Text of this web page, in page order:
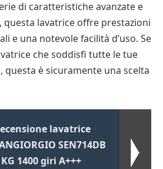
di caratteristiche avanzate e
lavatrice offre prestazioni
e una notevole facilità d’uso. Se
che soddisfi tutte le tue
questa è sicuramente una scelta
lavatrice
SEN714DB
1400 giri A+++